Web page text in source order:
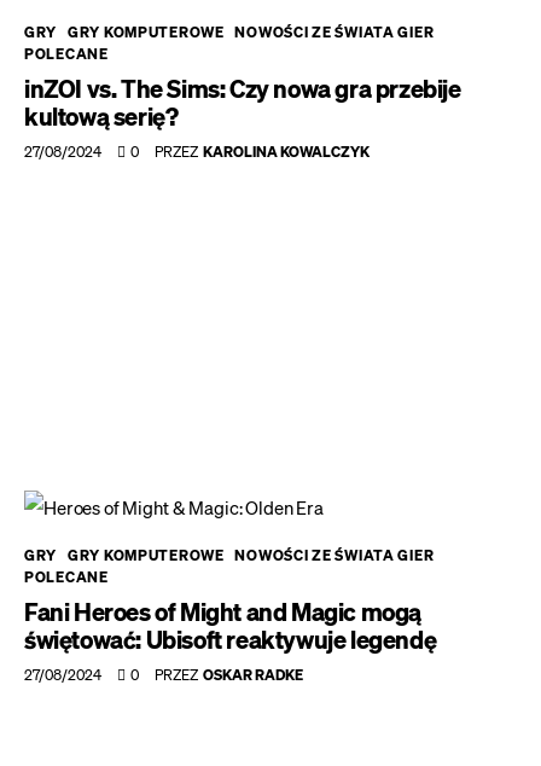
GRY GRY KOMPUTEROWE
NOWOŚCI ZE ŚWIATA GIER
POLECANE
inZOI vs. The Sims: Czy nowa gra przebije
kultową serię?
27/08/2024 0 PRZEZ KAROLINA KOWALCZYK
GRY GRY KOMPUTEROWE
NOWOŚCI ZE ŚWIATA GIER
POLECANE
Fani Heroes of Might and Magic mogą
świętować: Ubisoft reaktywuje legendę
27/08/2024 0 PRZEZ OSKAR RADKE